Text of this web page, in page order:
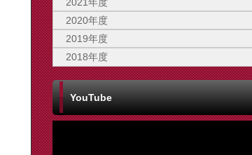
2020年度
2019年度
2018年度
YouTube